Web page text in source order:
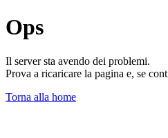
Ops
Il server sta avendo dei problemi.
Prova a ricaricare la pagina e, se
Torna alla home